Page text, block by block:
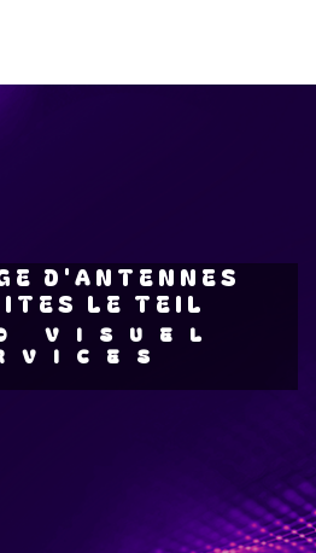
D'ANTENNES
LE TEIL
VISUEL